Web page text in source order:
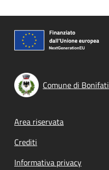
Comune di Bonifati
Footer menu
Area riservata
Crediti
Informativa privacy